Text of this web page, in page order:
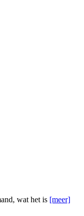
wat het is [meer]